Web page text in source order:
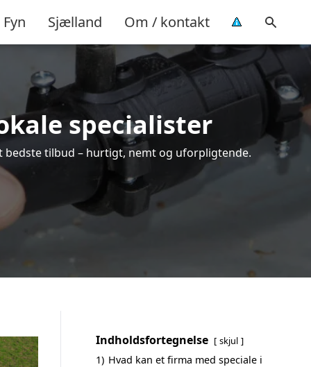
Fyn Sjælland Om / kontakt
specialister
tilbud – hurtigt, nemt og uforpligtende.
Indholdsfortegnelse skjul
1) Hvad kan et firma med speciale i